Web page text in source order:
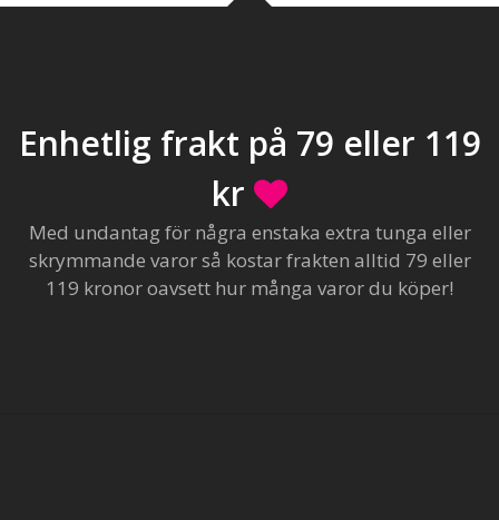
Enhetlig frakt på 79 eller 119
kr
Med undantag för några enstaka extra tunga eller
skrymmande varor så kostar frakten alltid 79 eller
119 kronor oavsett hur många varor du köper!